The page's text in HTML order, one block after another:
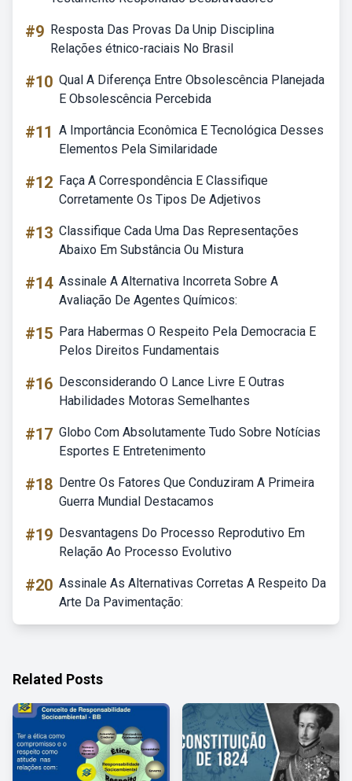
#9 Resposta Das Provas Da Unip Disciplina
Relações étnico-raciais No Brasil
#10 Qual A Diferença Entre Obsolescência Planejada
E Obsolescência Percebida
#11 A Importância Econômica E Tecnológica Desses
Elementos Pela Similaridade
#12 Faça A Correspondência E Classifique
Corretamente Os Tipos De Adjetivos
#13 Classifique Cada Uma Das Representações
Abaixo Em Substância Ou Mistura
#14 Assinale A Alternativa Incorreta Sobre A
Avaliação De Agentes Químicos:
#15 Para Habermas O Respeito Pela Democracia E
Pelos Direitos Fundamentais
#16 Desconsiderando O Lance Livre E Outras
Habilidades Motoras Semelhantes
#17 Globo Com Absolutamente Tudo Sobre Notícias
Esportes E Entretenimento
#18 Dentre Os Fatores Que Conduziram A Primeira
Guerra Mundial Destacamos
#19 Desvantagens Do Processo Reprodutivo Em
Relação Ao Processo Evolutivo
#20 Assinale As Alternativas Corretas A Respeito Da
Arte Da Pavimentação:
Related Posts